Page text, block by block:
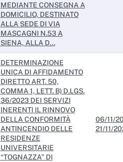
MEDIANTE CONSEGNA A
DOMICILIO, DESTINATO
ALLA SEDE DI VIA
MASCAGNI N.53 A
SIENA, ALLA D...
DETERMINAZIONE
UNICA DI AFFIDAMENTO
DIRETTO ART. 50,
COMMA 1, LETT. B) D.LGS.
36/2023 DEI SERVIZI
INERENTI IL RINNOVO
DELLA CONFORMITÀ
ANTINCENDIO DELLE
RESIDENZE
UNIVERSITARIE
“TOGNAZZA” DI
06/11/
21/11/